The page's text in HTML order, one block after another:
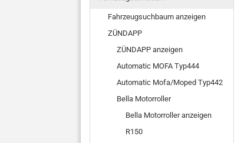
Fahrzeugsuchbaum anzeigen
ZÜNDAPP
ZÜNDAPP anzeigen
Automatic MOFA Typ444
Automatic Mofa/Moped Typ442
Bella Motorroller
Bella Motorroller anzeigen
R150